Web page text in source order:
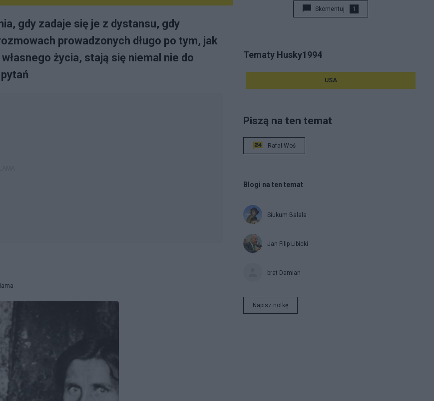
gdy zadaje się je z dystansu, gdy
prowadzonych długo po tym, jak
życia, stają się niemal nie do
Skomentuj 1
Tematy Husky1994
USA
Piszą na ten temat
Rafał Woś
Blogi na ten temat
Siukum Balala
Jan Filip Libicki
brat Damian
Napisz notkę